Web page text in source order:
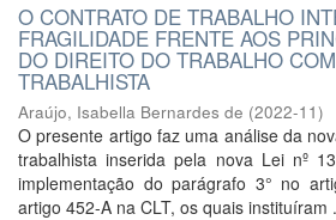
O CONTRATO DE TRABALHO
FRAGILIDADE FRENTE AOS
DO DIREITO DO TRABALHO
TRABALHISTA
Araújo, Isabella Bernardes de (2022-11)
O presente artigo faz uma análise da
trabalhista inserida pela nova Lei nº
implementação do parágrafo 3° no
artigo 452-A na CLT, os quais instituíram